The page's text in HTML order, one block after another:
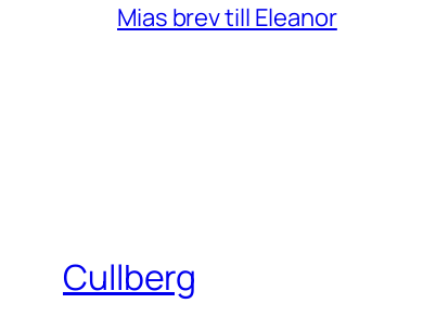
Mias brev till Eleanor
Cullberg